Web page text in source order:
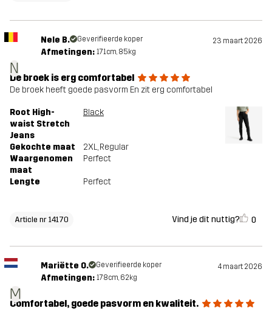
N
Nele B. Geverifieerde koper 23 maart 2026
Afmetingen: 171cm, 85kg
De broek is erg comfortabel
De broek heeft goede pasvorm En zit erg comfortabel
Root High-
waist Stretch
Jeans
Black
Gekochte maat 2XL, Regular
Waargenomen
maat
Perfect
Lengte Perfect
Article nr 14170 Vind je dit nuttig? 0
M
Mariëtte O. Geverifieerde koper 4 maart 2026
Afmetingen: 178cm, 62kg
Comfortabel, goede pasvorm en kwaliteit.